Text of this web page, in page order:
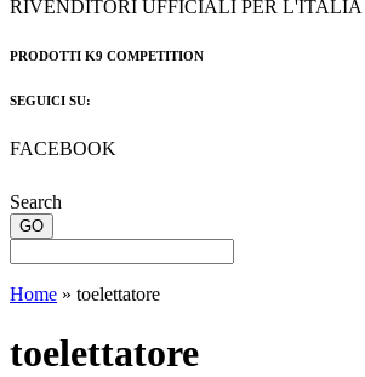
RIVENDITORI UFFICIALI PER L'ITALIA
PRODOTTI K9 COMPETITION
SEGUICI SU:
FACEBOOK
Search
Home » toelettatore
toelettatore